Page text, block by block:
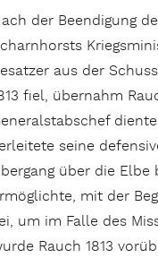
der Beendigung
aus der
fiel, übernahm
seine
über die
mit der
um im Falle des
Rauch 1813